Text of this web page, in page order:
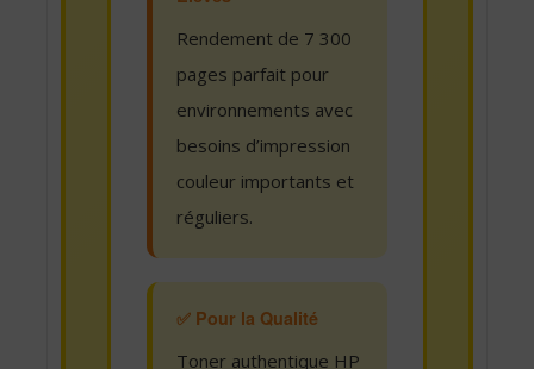
Rendement de 7 300
pages parfait pour
environnements avec
besoins d’impression
couleur importants et
réguliers.
✅ Pour la Qualité
Toner authentique HP